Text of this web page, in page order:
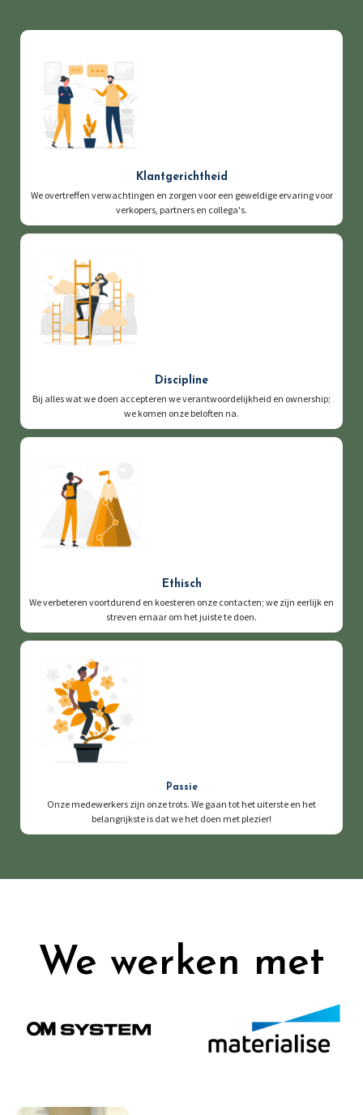
Klantgerichtheid
We overtreffen verwachtingen en zorgen voor een geweldige ervaring voor
verkopers, partners en collega's.
Discipline
Bij alles wat we doen accepteren we verantwoordelijkheid en ownership;
we komen onze beloften na.
Ethisch
We verbeteren voortdurend en koesteren onze contacten; we zijn eerlijk en
streven ernaar om het juiste te doen.
Passie
Onze medewerkers zijn onze trots. We gaan tot het uiterste en het
belangrijkste is dat we het doen met plezier!
We werken met